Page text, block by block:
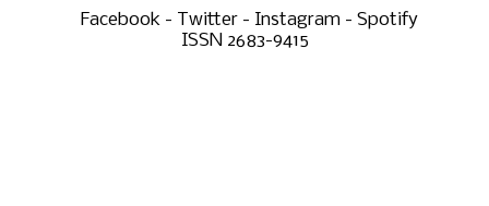
Facebook - Twitter - Instagram - Spotify
ISSN 2683-9415